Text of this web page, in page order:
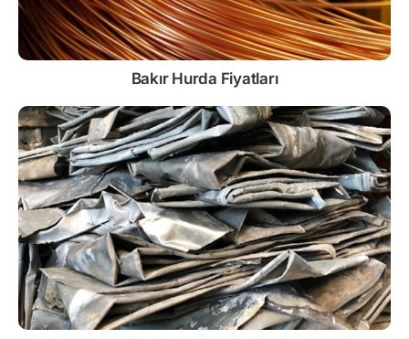
Bakır Hurda Fiyatları